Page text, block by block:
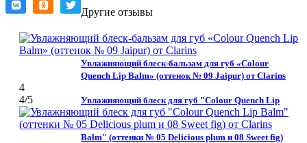
Другие отзывы
Увлажняющий блеск-бальзам для губ «Colour
Quench Lip Balm» (оттенок № 09 Jaipur) от Clarins
4
4/5 Увлажняющий блеск для губ "Colour Quench Lip
Balm" (оттенки № 05 Delicious plum и 08 Sweet fig)